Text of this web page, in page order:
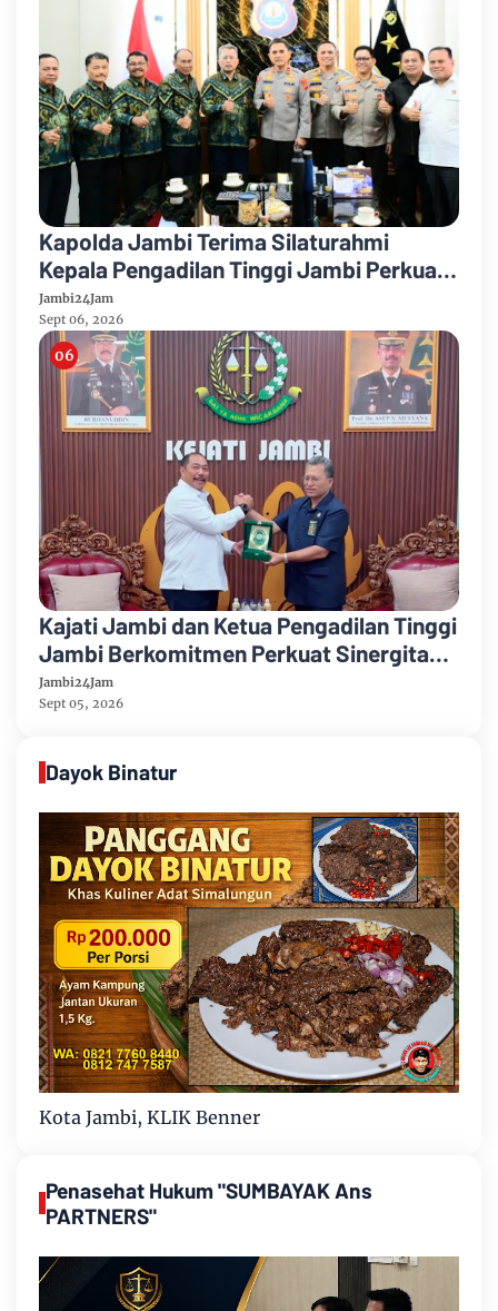
Kapolda Jambi Terima Silaturahmi
Kepala Pengadilan Tinggi Jambi Perkuat
Sinergi Antar Lembaga
Jambi24Jam
Sept 06, 2026
Kajati Jambi dan Ketua Pengadilan Tinggi
Jambi Berkomitmen Perkuat Sinergitas
Penegakan Hukum
Jambi24Jam
Sept 05, 2026
Dayok Binatur
Kota Jambi, KLIK Benner
Penasehat Hukum "SUMBAYAK Ans
PARTNERS"